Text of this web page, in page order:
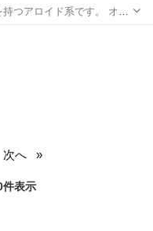
つアロイド系です。 オオ
㎝×7～8㎝の大きな葉を
次へ
表示